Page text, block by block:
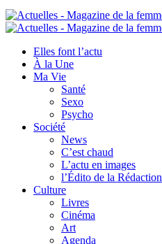
Elles font l’actu
À la Une
Ma Vie
Santé
Sexo
Psycho
Société
News
C’est chaud
L’actu en images
l’Édito de la Rédaction
Culture
Livres
Cinéma
Art
Agenda